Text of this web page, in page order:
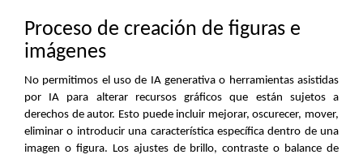
Proceso de creación de figuras e
imágenes
No permitimos el uso de IA generativa o herramientas asistidas
por IA para alterar recursos gráficos que están sujetos a
derechos de autor. Esto puede incluir mejorar, oscurecer, mover,
eliminar o introducir una característica específica dentro de una
imagen o figura. Los ajustes de brillo, contraste o balance de